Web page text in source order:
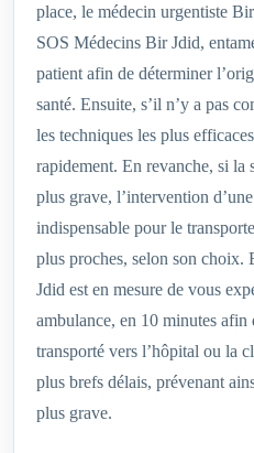
place, le médecin urgentiste
SOS Médecins Bir Jdid,
patient afin de déterminer
santé. Ensuite, s’il n’y a pas
les techniques les plus
rapidement. En revanche, si la
plus grave, l’intervention
indispensable pour le
plus proches, selon son
Jdid est en mesure de vous
ambulance, en 10 minutes afin
transporté vers l’hôpital ou la
plus brefs délais, prévenant
plus grave.